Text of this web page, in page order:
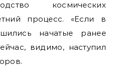
космических
процесс. «Если в
начатые ранее
видимо, наступил